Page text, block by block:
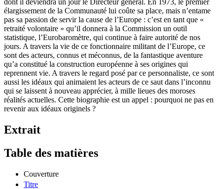
dont il deviendra un jour le Directeur général. En 1973, le premier
élargissement de la Communauté lui coûte sa place, mais n’entame
pas sa passion de servir la cause de l’Europe : c’est en tant que «
retraité volontaire » qu’il donnera à la Commission un outil
statistique, l’Eurobaromètre, qui continue à faire autorité de nos
jours. A travers la vie de ce fonctionnaire militant de l’Europe, ce
sont des acteurs, connus et méconnus, de la fantastique aventure
qu’a constitué la construction européenne à ses origines qui
reprennent vie. A travers le regard posé par ce personnaliste, ce sont
aussi les idéaux qui animaient les acteurs de ce saut dans l’inconnu
qui se laissent à nouveau apprécier, à mille lieues des moroses
réalités actuelles. Cette biographie est un appel : pourquoi ne pas en
revenir aux idéaux originels ?
Extrait
Table des matières
Couverture
Titre